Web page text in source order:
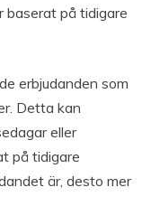
baserat på tidigare
erbjudanden som
Detta kan
eller
på tidigare
är, desto mer